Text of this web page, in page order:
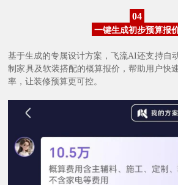
04
一键生成初步预算报
基于生成的专属设计方案，飞流AI还支持自
制家具及软装搭配的概算报价，帮助用户快
率，让装修预算更可控。